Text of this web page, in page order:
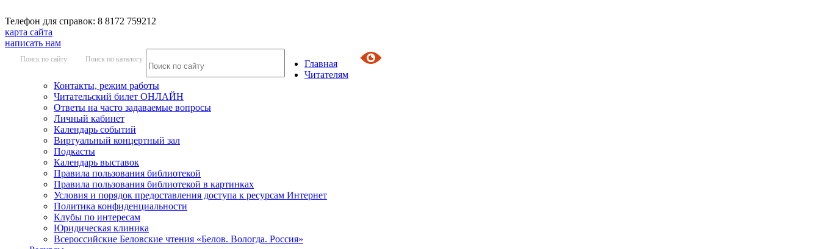
Телефон для справок: 8 8172 759212
карта сайта
написать нам
Поиск по сайту Поиск по каталогу
Главная
Читателям
Контакты, режим работы
Читательский билет ОНЛАЙН
Ответы на часто задаваемые вопросы
Личный кабинет
Календарь событий
Виртуальный концертный зал
Подкасты
Календарь выставок
Правила пользования библиотекой
Правила пользования библиотекой в картинках
Условия и порядок предоставления доступа к ресурсам Интернет
Политика конфиденциальности
Клубы по интересам
Юридическая клиника
Всероссийские Беловские чтения «Белов. Вологда. Россия»